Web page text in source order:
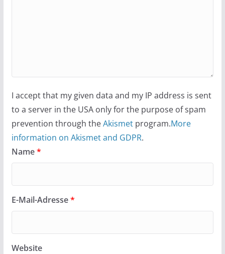
I accept that my given data and my IP address is sent
to a server in the USA only for the purpose of spam
prevention through theAkismetprogram.More
information on Akismet and GDPR.
Name*
E-Mail-Adresse*
Website